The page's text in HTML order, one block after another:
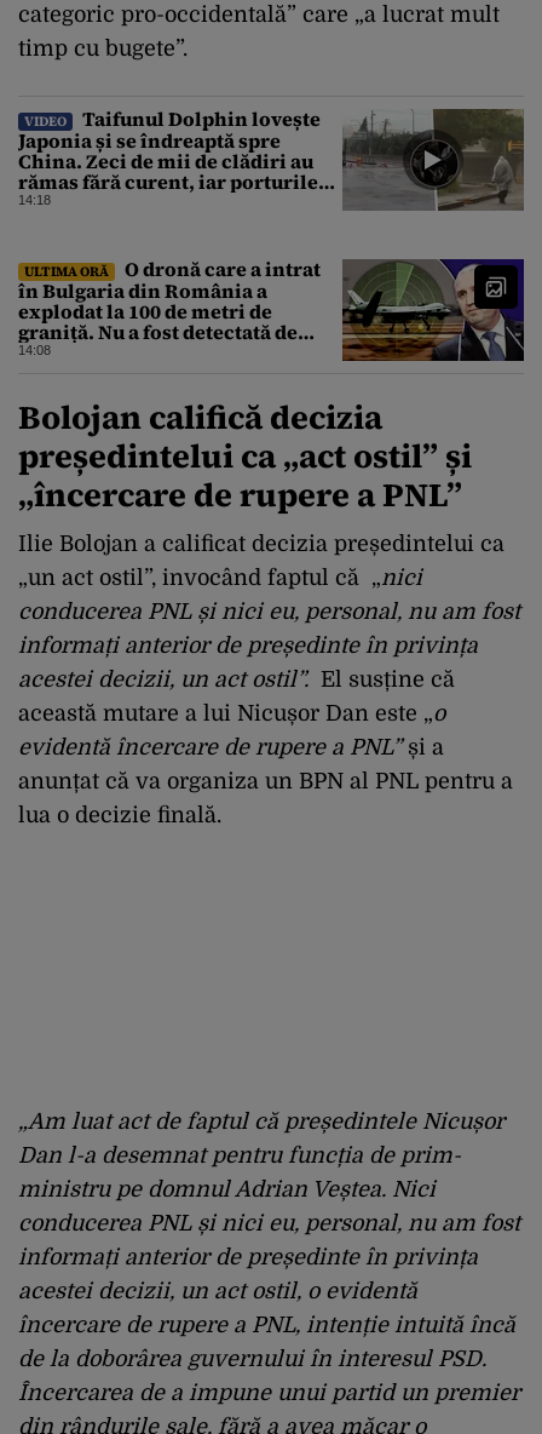
categoric pro-occidentală” care „a lucrat mult
timp cu bugete”.
VIDEO
Taifunul Dolphin lovește
Japonia și se îndreaptă spre
China. Zeci de mii de clădiri au
rămas fără curent, iar porturile
au fost închise
14:18
ULTIMA ORĂ
O dronă care a intrat
în Bulgaria din România a
explodat la 100 de metri de
graniță. Nu a fost detectată de
radare. Reacția MApN
14:08
Bolojan califică decizia
președintelui ca „act ostil” și
„încercare de rupere a PNL”
Ilie Bolojan a calificat decizia președintelui ca
„un act ostil”, invocând faptul că „nici
conducerea PNL și nici eu, personal, nu am fost
informați anterior de președinte în privința
acestei decizii, un act ostil”. El susține că
această mutare a lui Nicușor Dan este „o
evidentă încercare de rupere a PNL”și a
anunțat că va organiza un BPN al PNL pentru a
lua o decizie finală.
„Am luat act de faptul că președintele Nicușor
Dan l-a desemnat pentru funcția de prim-
ministru pe domnul Adrian Veștea. Nici
conducerea PNL și nici eu, personal, nu am fost
informați anterior de președinte în privința
acestei decizii, un act ostil, o evidentă
încercare de rupere a PNL, intenție intuită încă
de la doborârea guvernului în interesul PSD.
Încercarea de a impune unui partid un premier
din rândurile sale, fără a avea măcar o